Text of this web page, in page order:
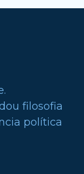
filosofia
política